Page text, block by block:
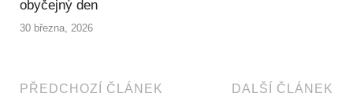
obyčejný den
30 března, 2026
PŘEDCHOZÍ ČLÁNEK
DALŠÍ ČLÁNEK